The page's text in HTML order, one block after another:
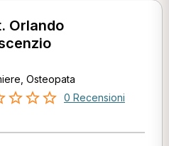
Orlando
Osteopata
0 Recensioni